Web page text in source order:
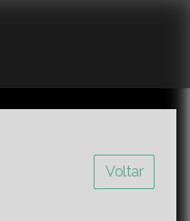
Voltar